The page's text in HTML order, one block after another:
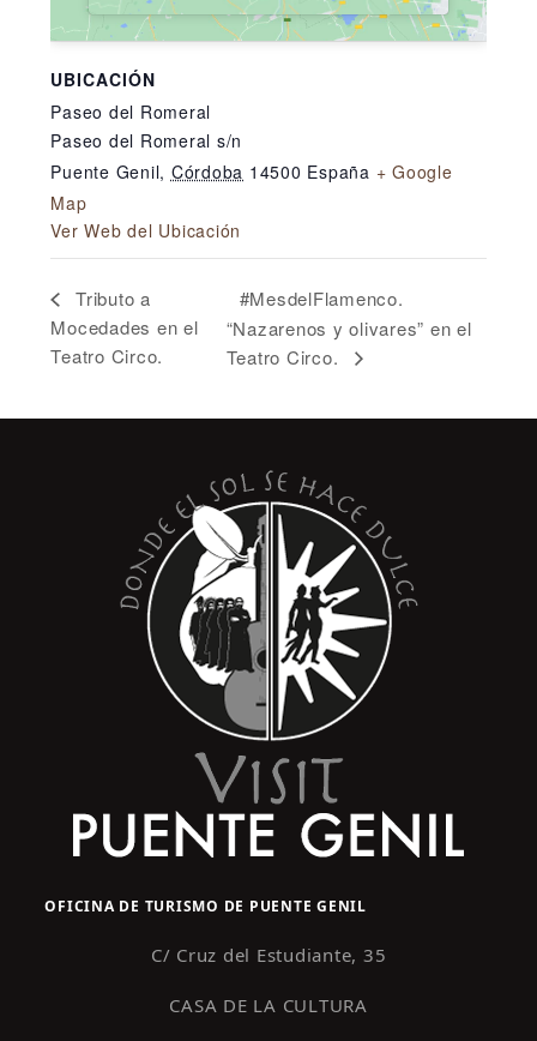
UBICACIÓN
Paseo del Romeral
Paseo del Romeral s/n
Puente Genil, Córdoba 14500 España + Google
Map
Ver Web del Ubicación
Tributo a
Mocedades en el
Teatro Circo.
#MesdelFlamenco.
“Nazarenos y olivares” en el
Teatro Circo.
OFICINA DE TURISMO DE PUENTE GENIL
C/ Cruz del Estudiante, 35
CASA DE LA CULTURA